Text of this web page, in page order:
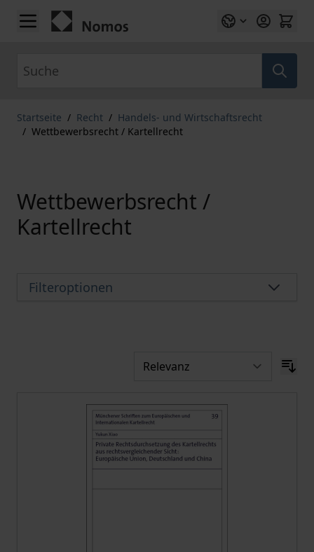
Zum Inhalt springen
Startseite / Recht / Handels- und Wirtschaftsrecht
/ Wettbewerbsrecht / Kartellrecht
Wettbewerbsrecht /
Kartellrecht
Filteroptionen